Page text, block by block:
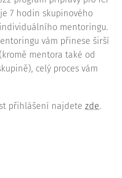
7 hodin skupinového
mentoringu.
vám přinese širší
mentora také od
celý proces vám
přihlášení najdete zde.